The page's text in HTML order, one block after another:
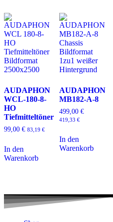
AUDAPHON
WCL-180-8-
HO
Tiefmitteltöner
99,00 € 83,19 €
In den
Warenkorb
AUDAPHON
MB182-A-8
499,00 €
419,33 €
In den
Warenkorb